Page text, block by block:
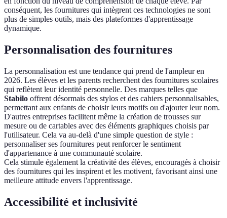
conséquent, les fournitures qui intègrent ces technologies ne sont
plus de simples outils, mais des plateformes d'apprentissage
dynamique.
Personnalisation des fournitures
La personnalisation est une tendance qui prend de l'ampleur en
2026. Les élèves et les parents recherchent des fournitures scolaires
qui reflètent leur identité personnelle. Des marques telles que
Stabilo offrent désormais des stylos et des cahiers personnalisables,
permettant aux enfants de choisir leurs motifs ou d'ajouter leur nom.
D'autres entreprises facilitent même la création de trousses sur
mesure ou de cartables avec des éléments graphiques choisis par
l'utilisateur. Cela va au-delà d'une simple question de style :
personnaliser ses fournitures peut renforcer le sentiment
d'appartenance à une communauté scolaire.
Cela stimule également la créativité des élèves, encouragés à choisir
des fournitures qui les inspirent et les motivent, favorisant ainsi une
meilleure attitude envers l'apprentissage.
Accessibilité et inclusivité